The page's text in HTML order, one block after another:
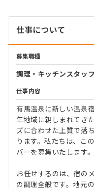
仕事について
募集職種
調理・キッチンスタッフ
仕事内容
有馬温泉に新しい温泉
年地域に親しまれてき
ズに合わせた上質で落
ります。私たちは、こ
バーを募集いたします。
お任せするのは、宿の
の調理全般です。地元